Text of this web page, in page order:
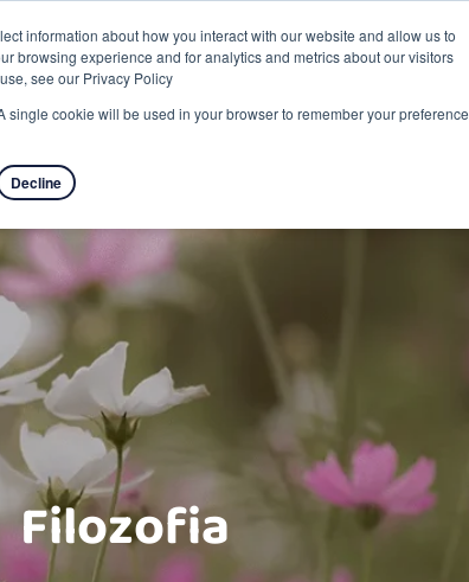
information about how you interact with our website and allow us to
browsing experience and for analytics and metrics about our visitors
see our Privacy Policy
cookie will be used in your browser to remember your preference
Decline
Filozofia